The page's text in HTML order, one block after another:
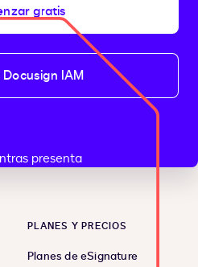
gratis
IAM
PLANES Y PRECIOS
Planes de eSignature